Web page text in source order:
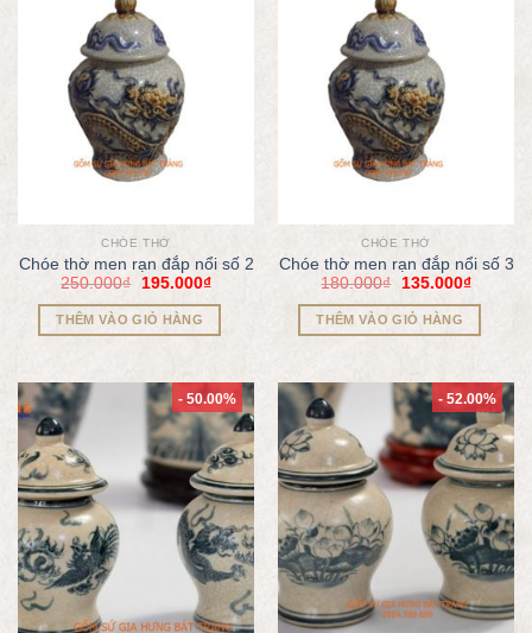
CHÓE THỜ
Chóe thờ men rạn đắp nổi số 2
250.000₫ 195.000₫
THÊM VÀO GIỎ HÀNG
CHÓE THỜ
Chóe thờ men rạn đắp nổi số 3
180.000₫ 135.000₫
THÊM VÀO GIỎ HÀNG
- 50.00% - 52.00%